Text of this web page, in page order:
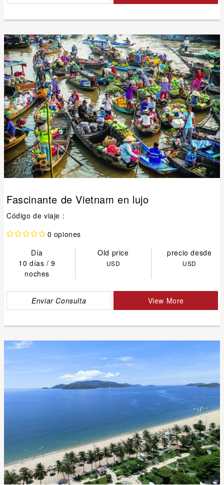
Fascinante de Vietnam en lujo
Código de viaje :
0 opiones
Día
Old price
precio desde
10 días / 9
noches
USD USD
Enviar Consulta View More